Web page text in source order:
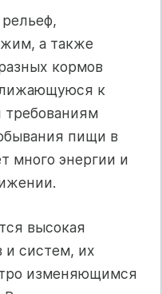
а также
кормов
к
пищи в
много энергии и
высокая
и систем, их
изменяющимся